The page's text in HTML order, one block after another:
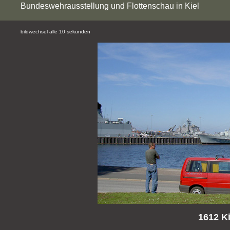
Bundeswehrausstellung und Flottenschau in Kiel
bildwechsel alle 10 sekunden
1612